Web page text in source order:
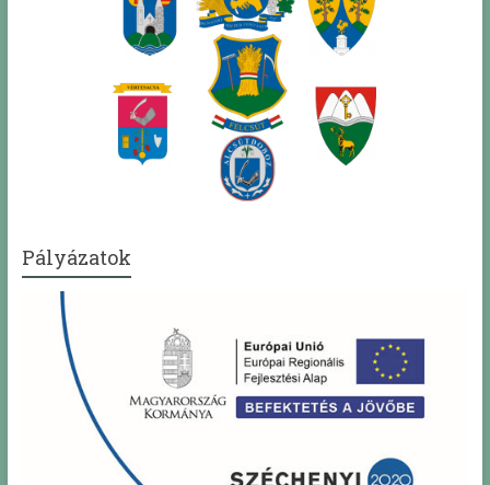
Pályázatok